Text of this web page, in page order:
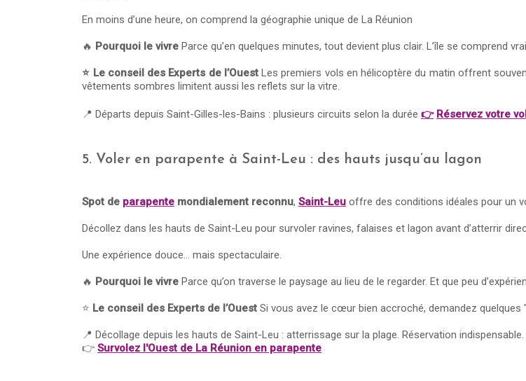
En moins d’une heure, on comprend la géographie unique de La Réunion
🔥 Pourquoi le vivre Parce qu’en quelques minutes, tout devient plus clair. L’île se comprend
⭐ Le conseil des Experts de l’OuestLes premiers vols en hélicoptère du matin offrent
vêtements sombres limitent aussi les reflets sur la vitre.
📍 Départs depuis Saint-Gilles-les-Bains : plusieurs circuits selon la durée 👉 Réservez votre
5. Voler en parapente à Saint-Leu : des hauts jusqu’au lagon
Spot de parapente mondialement reconnu, Saint-Leu offre des conditions idéales pour un
Décollez dans les hauts de Saint-Leu pour survoler ravines, falaises et lagon avant d’atterrir
Une expérience douce… mais spectaculaire.
🔥 Pourquoi le vivre Parce qu’on traverse le paysage au lieu de le regarder. Et que peu
⭐ Le conseil des Experts de l’Ouest Si vous avez le cœur bien accroché, demandez quelques
📍 Décollage depuis les hauts de Saint-Leu : atterrissage sur la plage. Réservation indispensable.
👉 Survolez l'Ouest de La Réunion en parapente